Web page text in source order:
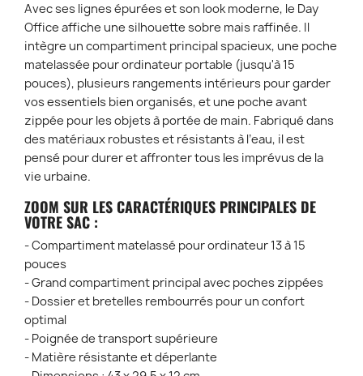
Avec ses lignes épurées et son look moderne, le Day
Office affiche une silhouette sobre mais raffinée. Il
intègre un compartiment principal spacieux, une poche
matelassée pour ordinateur portable (jusqu'à 15
pouces), plusieurs rangements intérieurs pour garder
vos essentiels bien organisés, et une poche avant
zippée pour les objets à portée de main. Fabriqué dans
des matériaux robustes et résistants à l’eau, il est
pensé pour durer et affronter tous les imprévus de la
vie urbaine.
ZOOM SUR LES CARACTÉRIQUES PRINCIPALES DE
VOTRE SAC :
- Compartiment matelassé pour ordinateur 13 à 15
pouces
- Grand compartiment principal avec poches zippées
- Dossier et bretelles rembourrés pour un confort
optimal
- Poignée de transport supérieure
- Matière résistante et déperlante